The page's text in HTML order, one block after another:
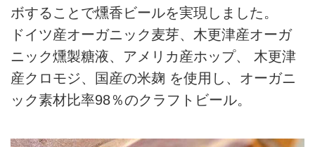
ボすることで燻香ビールを実現しました。
ドイツ産オーガニック麦芽、木更津産オーガ
ニック燻製糖液、アメリカ産ホップ、 木更津
産クロモジ、国産の米麹 を使用し、オーガニ
ック素材比率98％のクラフトビール。